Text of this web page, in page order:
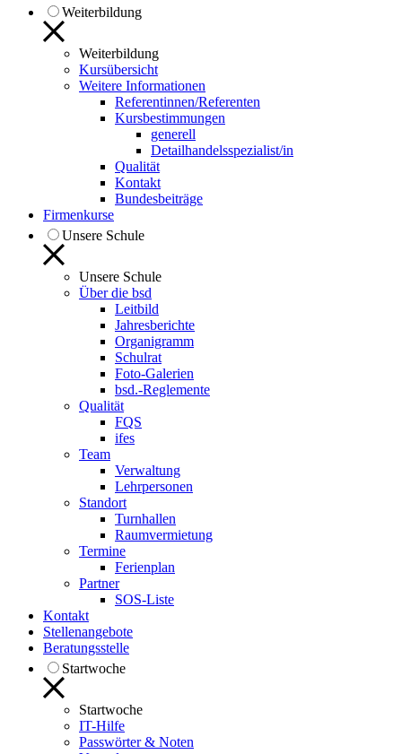
Weiterbildung
Weiterbildung
Kursübersicht
Weitere Informationen
Referentinnen/Referenten
Kursbestimmungen
generell
Detailhandelsspezialist/in
Qualität
Kontakt
Bundesbeiträge
Firmenkurse
Unsere Schule
Unsere Schule
Über die bsd
Leitbild
Jahresberichte
Organigramm
Schulrat
Foto-Galerien
bsd.-Reglemente
Qualität
FQS
ifes
Team
Verwaltung
Lehrpersonen
Standort
Turnhallen
Raumvermietung
Termine
Ferienplan
Partner
SOS-Liste
Kontakt
Stellenangebote
Beratungsstelle
Startwoche
Startwoche
IT-Hilfe
Passwörter & Noten